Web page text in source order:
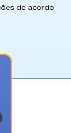
de acordo